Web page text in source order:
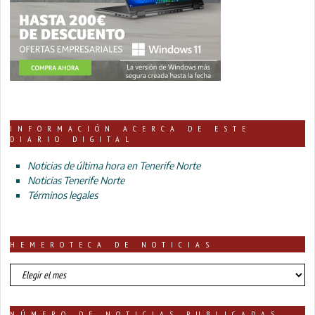
INFORMACIÓN ACERCA DE ESTE
DIARIO DIGITAL
Noticias de última hora en Tenerife Norte
Noticias Tenerife Norte
Términos legales
HEMEROTECA DE NOTICIAS
HEMEROTECA
DE